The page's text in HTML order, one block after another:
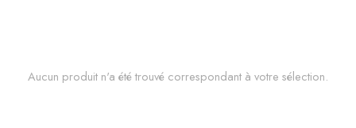
Aucun produit n'a été trouvé correspondant à votre sélection.